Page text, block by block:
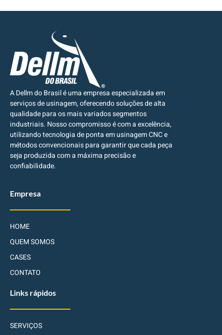
A Dellm do Brasil é uma empresa especializada em
serviços de usinagem, oferecendo soluções de alta
qualidade para os mais variados segmentos
industriais. Nosso compromisso é com a excelência,
utilizando tecnologia de ponta em usinagem CNC e
métodos convencionais para garantir que cada peça
seja produzida com a máxima precisão e
confiabilidade.
Empresa
HOME
QUEM SOMOS
CASES
CONTATO
Links rápidos
SERVIÇOS